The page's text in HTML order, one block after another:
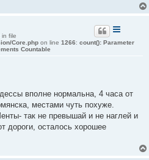
in file
Core.php on line 1266: count(): Parameter
Countable
вполне нормальна, 4 часа от
местами чуть похуже.
так не превышай и не наглей и
дороги, осталось хорошее